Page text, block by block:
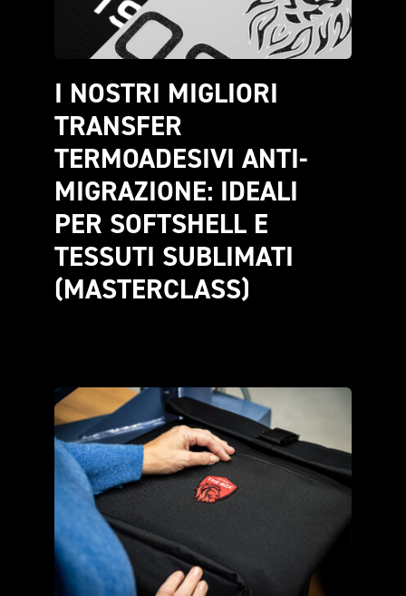
I NOSTRI MIGLIORI
TRANSFER
TERMOADESIVI ANTI-
MIGRAZIONE: IDEALI
PER SOFTSHELL E
TESSUTI SUBLIMATI
(MASTERCLASS)